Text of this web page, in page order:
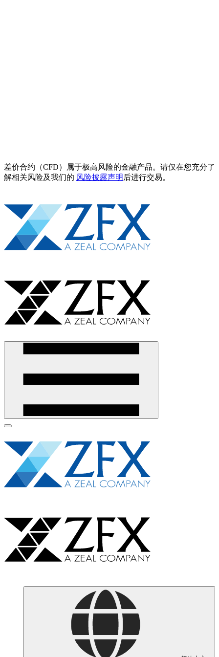
差价合约（CFD）属于极高风险的金融产品。请仅在您充分了
解相关风险及我们的 风险披露声明 后进行交易。